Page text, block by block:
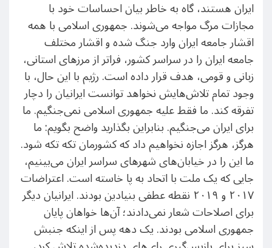
ایران هستند، گاه به خاطر بیان احساسات خود با
مجازات مرگ مواجه می‌شوند. جمهوری اسلامی با همه
اقشار جامعه ایران وارد جنگ شده و اقشار مختلف
جامعه ایران را در سراسر کشور، فراتر از مرزهای استانی،
زبانی و قومی، هدف قرار داده است. رژیم با این حال، با
وجود تمام تلاش‌هایش نخواهد توانست ایرانیان را دچار
تفرقه کند. ما فقط علیه جمهوری اسلامی نمی‌جنگیم. ما
برای ایران می‌جنگیم. بنابراین بگذارید واضح بگویم: ما
هرگز، هرگز اجازه نخواهیم داد که کشورمان تکه تکه شود.
ما این را در خیابان‌های شهرهای سراسر ایران می‌بینیم،
جایی که یک ملت با اتحاد به پا خاسته است. اعتراضات
۲۰۱۷ و ۲۰۱۹ نقطه عطفی بنیادین بودند. ایرانیان دیگر
برای اصلاحات شعار نمی‌دادند؛ آن‌ها خواهان پایان
جمهوری اسلامی بودند. یک دهه پس از اینکه جنبش